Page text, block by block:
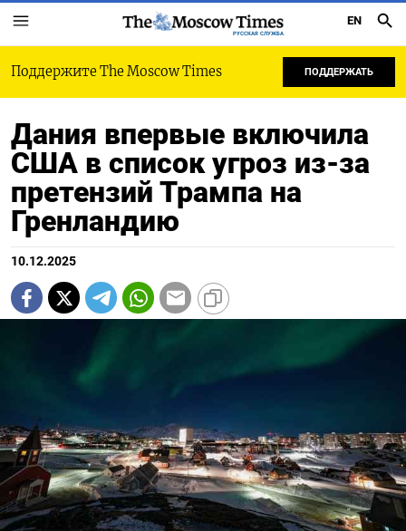
РУССКАЯ СЛУЖБА
EN
Поддержите The Moscow Times ПОДДЕРЖАТЬ
Дания впервые включила
США в список угроз из-за
претензий Трампа на
Гренландию
10.12.2025